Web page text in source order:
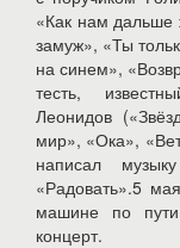
«Как нам
замуж», «Ты
на синем»,
тесть,
Леонидов
мир», «Ока»,
написал
«Радовать».5
машине по
концерт.